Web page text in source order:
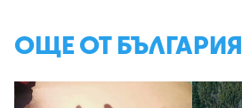
ОЩЕ ОТ БЪЛГАРИЯ